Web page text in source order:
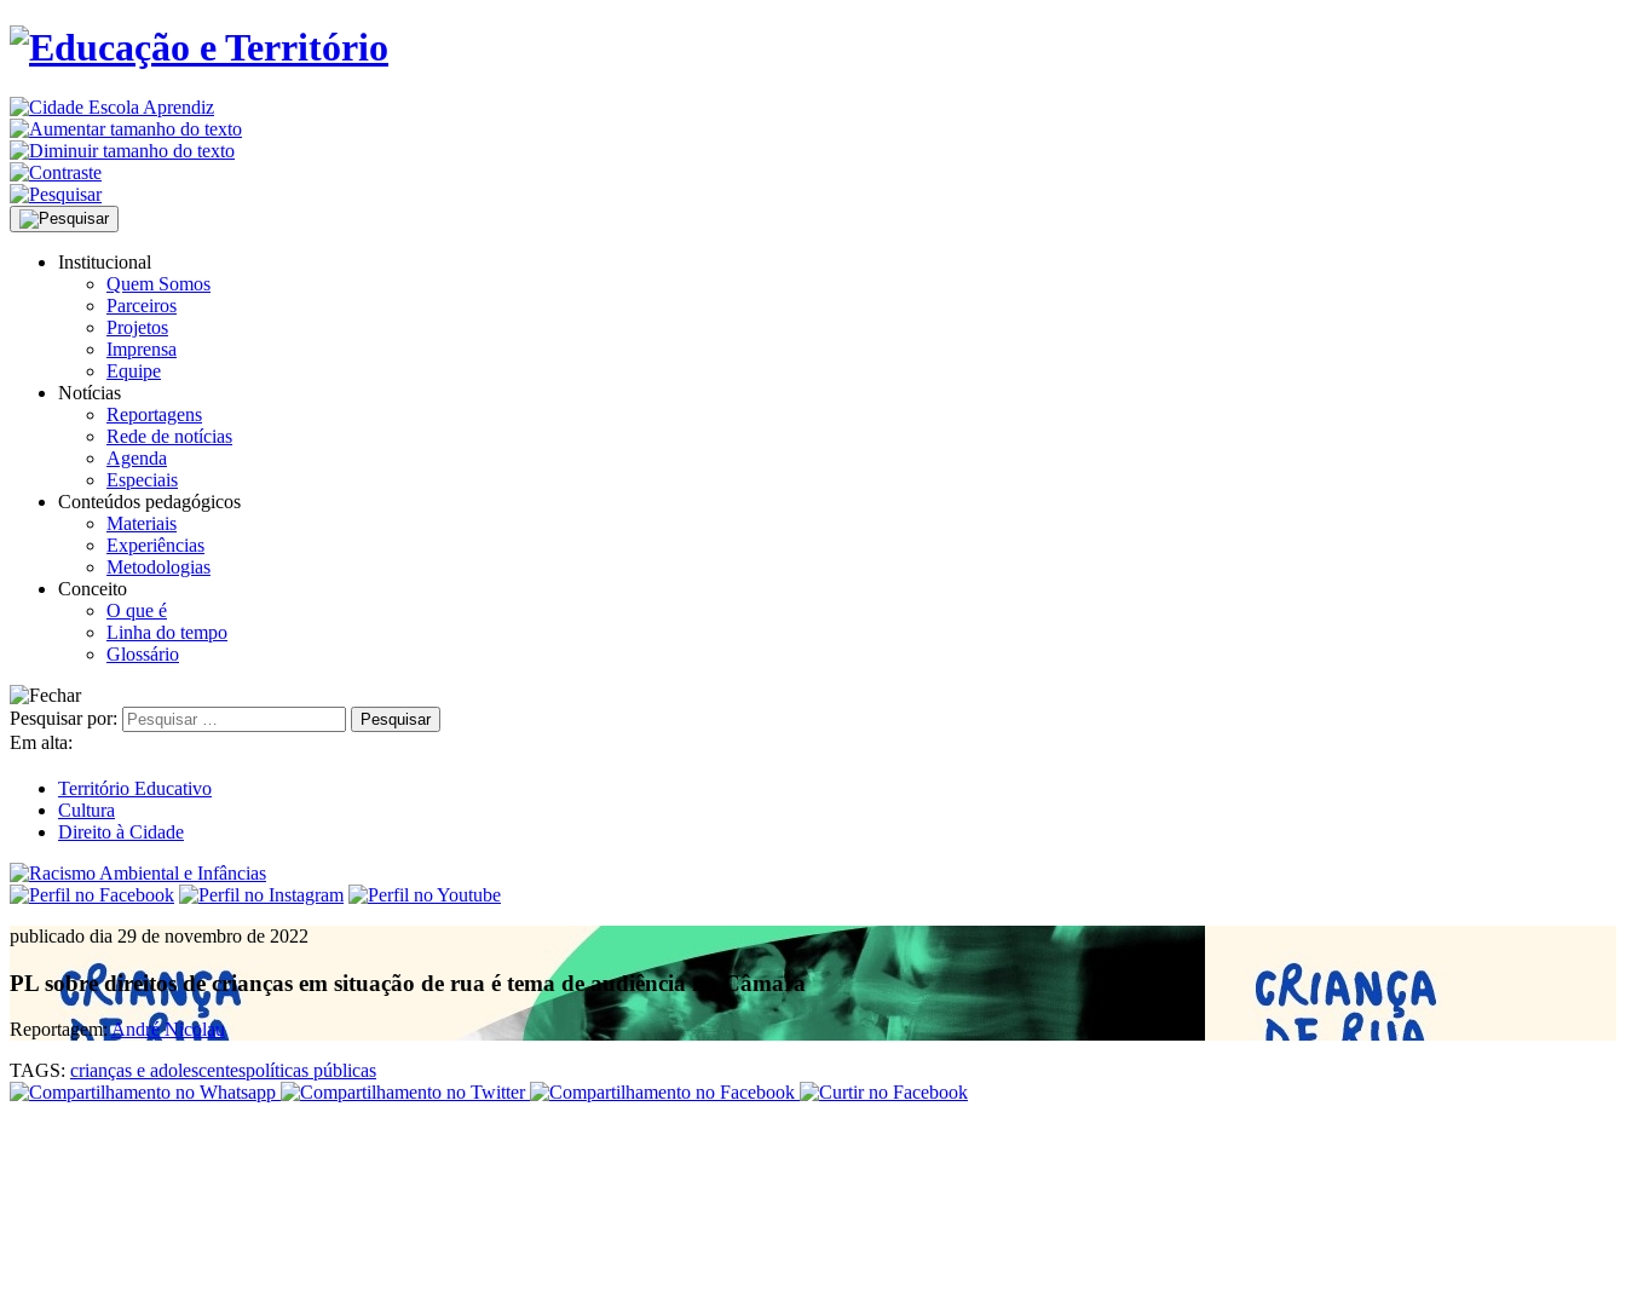
Institucional
Quem Somos
Parceiros
Projetos
Imprensa
Equipe
Notícias
Reportagens
Rede de notícias
Agenda
Especiais
Conteúdos pedagógicos
Materiais
Experiências
Metodologias
Conceito
O que é
Linha do tempo
Glossário
Pesquisar por:
Em alta:
Território Educativo
Cultura
Direito à Cidade
publicado dia 29 de novembro de 2022
PL sobre direitos de crianças em situação de rua é tema de audiência na Câmara
Reportagem:André Nicolau
TAGS: crianças e adolescentespolíticas públicas